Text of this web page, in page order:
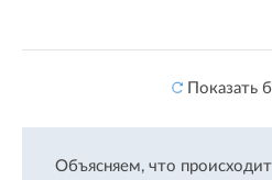
Показать
Объясняем, что